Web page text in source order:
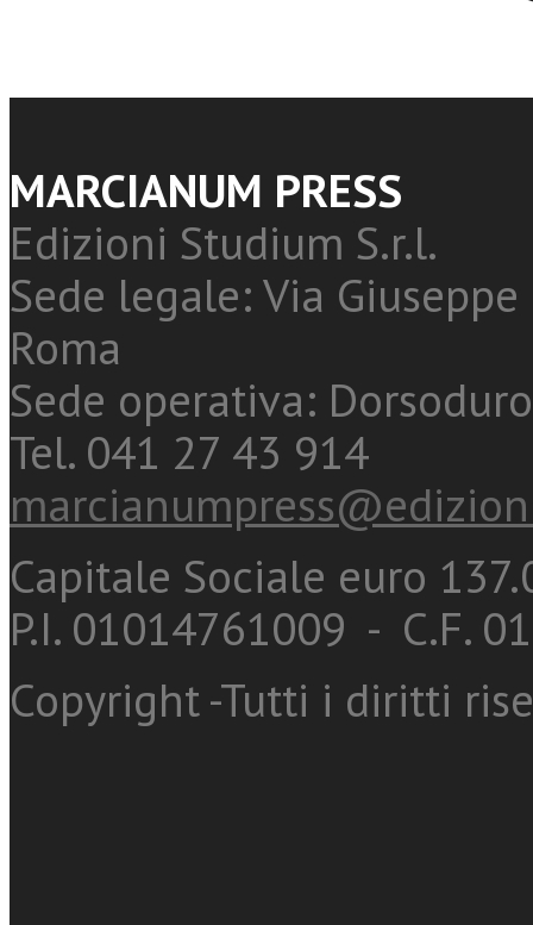
MARCIANUM PRESS
Edizioni Studium S.r.l.
Sede legale: Via
Roma
Sede operativa:
Tel. 041 27 43 914
Capitale Sociale euro
P.I. 01014761009 - C.F.
Copyright -Tutti i diritti